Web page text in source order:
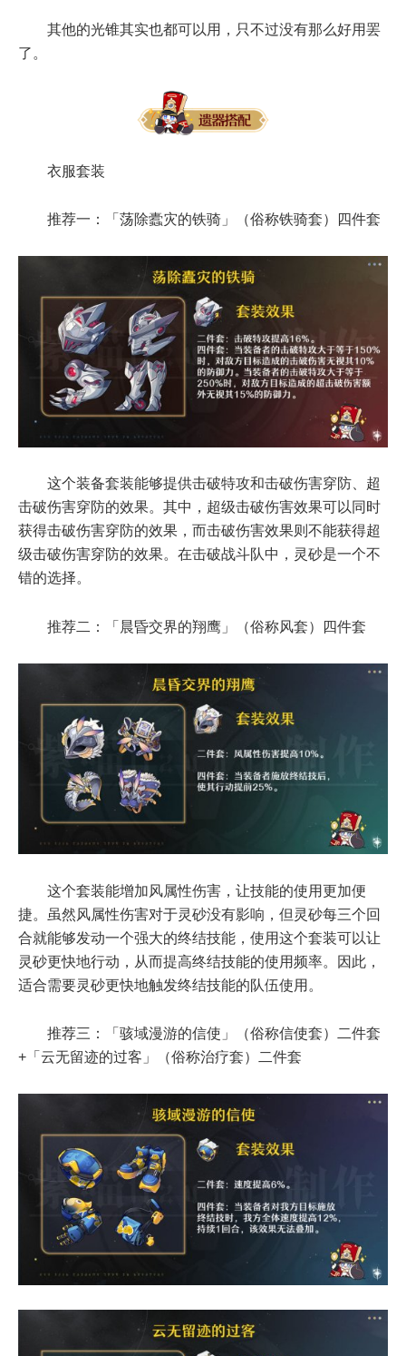
其他的光锥其实也都可以用，只不过没有那么好用罢
了。
衣服套装
推荐一：「荡除蠹灾的铁骑」（俗称铁骑套）四件套
这个装备套装能够提供击破特攻和击破伤害穿防、超
击破伤害穿防的效果。其中，超级击破伤害效果可以同时
获得击破伤害穿防的效果，而击破伤害效果则不能获得超
级击破伤害穿防的效果。在击破战斗队中，灵砂是一个不
错的选择。
推荐二：「晨昏交界的翔鹰」（俗称风套）四件套
这个套装能增加风属性伤害，让技能的使用更加便
捷。虽然风属性伤害对于灵砂没有影响，但灵砂每三个回
合就能够发动一个强大的终结技能，使用这个套装可以让
灵砂更快地行动，从而提高终结技能的使用频率。因此，
适合需要灵砂更快地触发终结技能的队伍使用。
推荐三：「骇域漫游的信使」（俗称信使套）二件套
+「云无留迹的过客」（俗称治疗套）二件套